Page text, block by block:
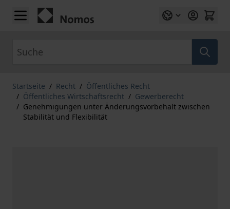
Zum Inhalt springen
Startseite / Recht / Öffentliches Recht
/ Öffentliches Wirtschaftsrecht / Gewerberecht
/ Genehmigungen unter Änderungsvorbehalt zwischen
Stabilität und Flexibilität